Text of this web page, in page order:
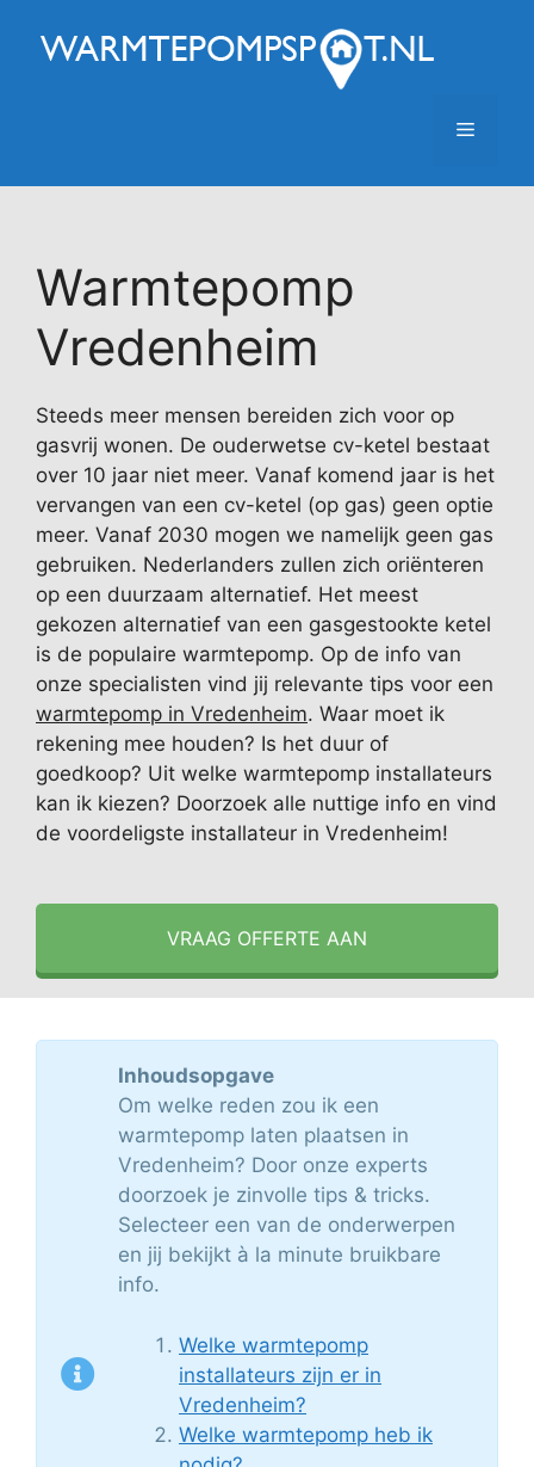
naar
Menu
Warmtepomp
Vredenheim
Steeds meer mensen bereiden zich voor op
gasvrij wonen. De ouderwetse cv-ketel bestaat
over 10 jaar niet meer. Vanaf komend jaar is het
vervangen van een cv-ketel (op gas) geen optie
meer. Vanaf 2030 mogen we namelijk geen gas
gebruiken. Nederlanders zullen zich oriënteren
op een duurzaam alternatief. Het meest
gekozen alternatief van een gasgestookte ketel
is de populaire warmtepomp. Op de info van
onze specialisten vind jij relevante tips voor een
warmtepomp in Vredenheim. Waar moet ik
rekening mee houden? Is het duur of
goedkoop? Uit welke warmtepomp installateurs
kan ik kiezen? Doorzoek alle nuttige info en vind
de voordeligste installateur in Vredenheim!
VRAAG OFFERTE AAN
Inhoudsopgave
Om welke reden zou ik een
warmtepomp laten plaatsen in
Vredenheim? Door onze experts
doorzoek je zinvolle tips & tricks.
Selecteer een van de onderwerpen
en jij bekijkt à la minute bruikbare
info.
Welke warmtepomp
installateurs zijn er in
Vredenheim?
Welke warmtepomp heb ik